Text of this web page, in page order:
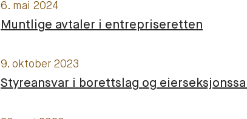
6. mai 2024
Muntlige avtaler i entrepriseretten
9. oktober 2023
Styreansvar i borettslag og